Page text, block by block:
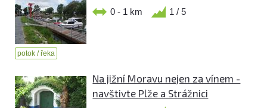
0 - 1 km 1 / 5
potok / řeka
Na jižní Moravu nejen za vínem -
navštivte Plže a Strážnici